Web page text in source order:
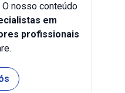
nosso conteúdo
em
profissionais